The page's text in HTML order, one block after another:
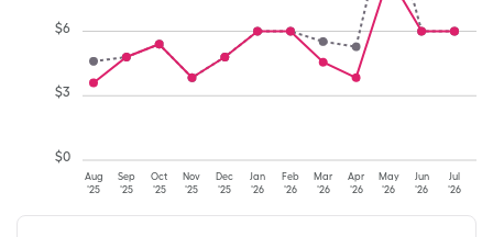
Aug
'25
Sep
'25
Oct
'25
Nov
'25
Dec
'25
Jan
'26
Feb
'26
Mar
'26
Apr
'26
May
'26
Jun
'26
Jul
'26
$0
$3
$6